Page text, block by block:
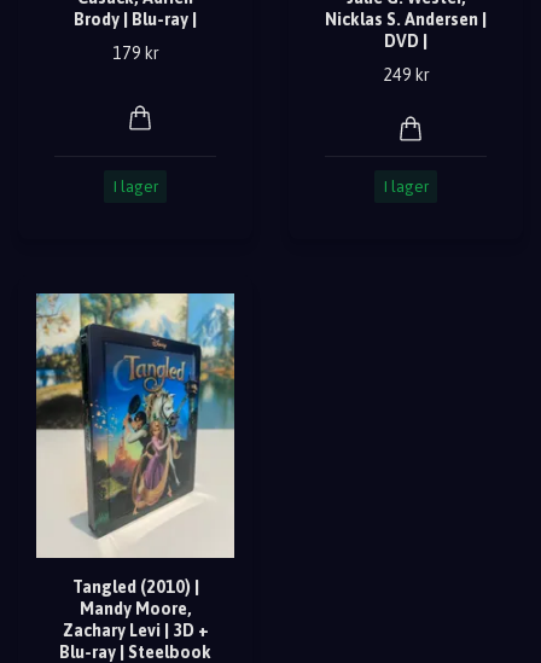
Brody | Blu-ray |
179 kr
I lager
Nicklas S. Andersen |
DVD |
249 kr
I lager
Tangled (2010) |
Mandy Moore,
Zachary Levi | 3D +
Blu-ray | Steelbook